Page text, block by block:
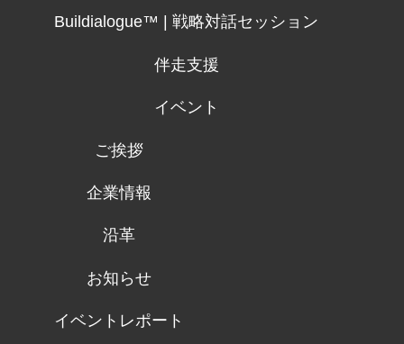
Buildialogue™ | 戦略対話セッション
伴走支援
イベント
ご挨拶
企業情報
沿革
お知らせ
イベントレポート